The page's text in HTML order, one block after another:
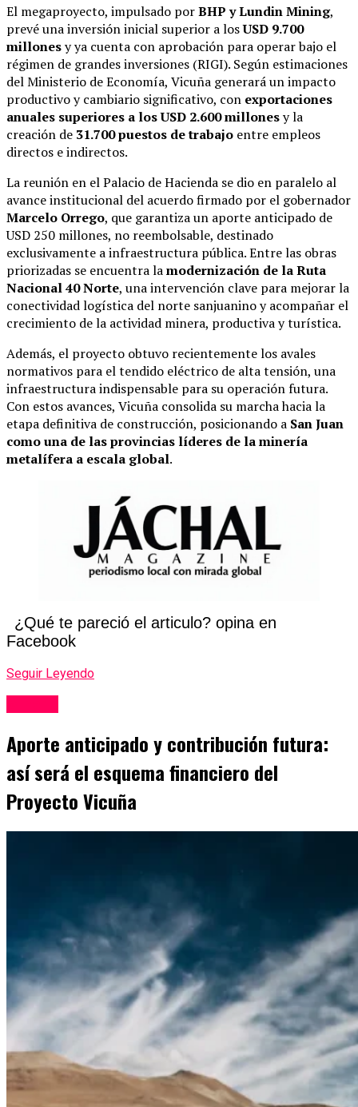
El megaproyecto, impulsado porBHP y Lundin Mining,
prevé una inversión inicial superior a losUSD 9.700
millonesy ya cuenta con aprobación para operar bajo el
régimen de grandes inversiones (RIGI). Según estimaciones
del Ministerio de Economía, Vicuña generará un impacto
productivo y cambiario significativo, con exportaciones
anuales superiores a los USD 2.600 millonesy la
creación de 31.700 puestos de trabajo entre empleos
directos e indirectos.
La reunión en el Palacio de Hacienda se dio en paralelo al
avance institucional del acuerdo firmado por el gobernador
Marcelo Orrego, que garantiza un aporte anticipado de
USD 250 millones, no reembolsable, destinado
exclusivamente a infraestructura pública. Entre las obras
priorizadas se encuentra lamodernización de la Ruta
Nacional 40 Norte, una intervención clave para mejorar la
conectividad logística del norte sanjuanino y acompañar el
crecimiento de la actividad minera, productiva y turística.
Además, el proyecto obtuvo recientemente los avales
normativos para el tendido eléctrico de alta tensión, una
infraestructura indispensable para su operación futura.
Con estos avances, Vicuña consolida su marcha hacia la
etapa definitiva de construcción, posicionando a San Juan
como una de las provincias líderes de la minería
metalífera a escala global.
¿Qué te pareció el articulo? opina en
Facebook
Seguir Leyendo
Aporte anticipado y contribución futura:
así será el esquema financiero del
Proyecto Vicuña